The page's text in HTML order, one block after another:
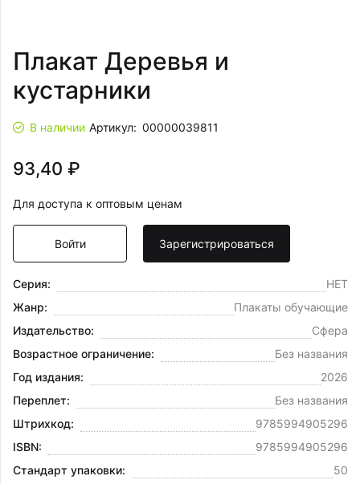
Плакат Деревья и
кустарники
В наличии Артикул: 00000039811
93,40 ₽
Для доступа к оптовым ценам
Войти Зарегистрироваться
Серия:
НЕТ
Жанр:
Плакаты обучающие
Издательство:
Сфера
Возрастное ограничение:
Без названия
Год издания:
2026
Переплет:
Без названия
Штрихкод:
9785994905296
ISBN:
9785994905296
Стандарт упаковки:
50